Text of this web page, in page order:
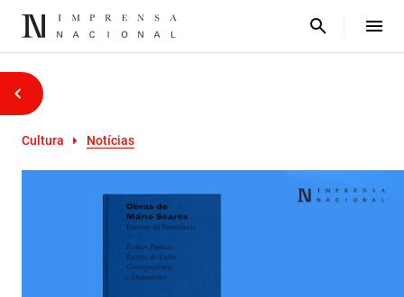
Cultura Notícias